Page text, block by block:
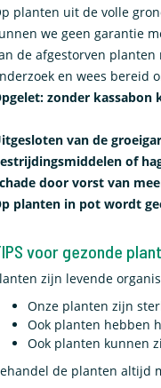
planten uit de volle
we geen garantie
de afgestorven
en wees bereid
zonder kassabon
van de
of
door vorst van
planten in pot wordt
voor gezonde
zijn levende
Onze planten zijn
Ook planten hebben
Ook planten kunnen
de planten altijd